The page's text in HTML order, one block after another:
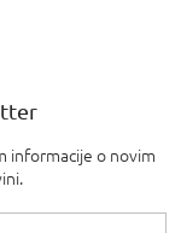
informacije o novim